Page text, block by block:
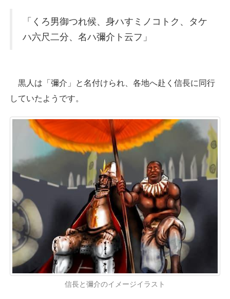
「くろ男御つれ候、身ハすミノコトク、タケ
ハ六尺二分、名ハ彌介ト云フ」
黒人は「彌介」と名付けられ、各地へ赴く信長に同行
していたようです。
信長と彌介のイメージイラスト